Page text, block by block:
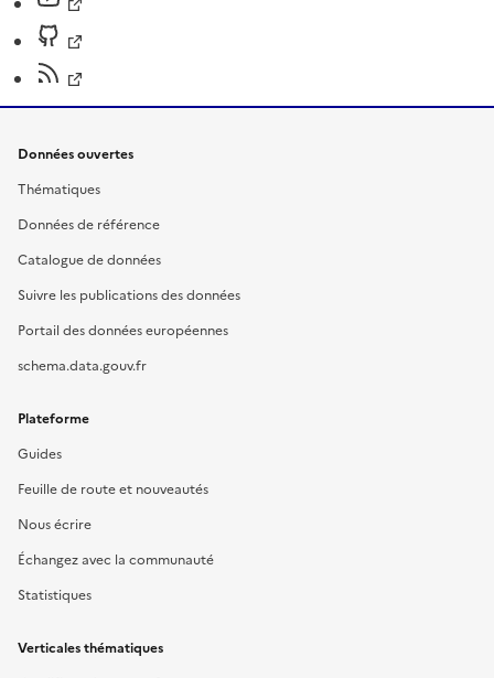
Données ouvertes
Thématiques
Données de référence
Catalogue de données
Suivre les publications des données
Portail des données européennes
schema.data.gouv.fr
Plateforme
Guides
Feuille de route et nouveautés
Nous écrire
Échangez avec la communauté
Statistiques
Verticales thématiques